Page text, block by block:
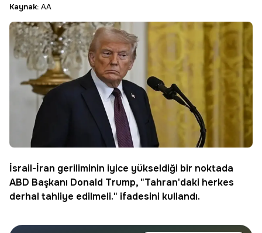
Kaynak: AA
İsrail-İran geriliminin iyice yükseldiği bir noktada
ABD Başkanı Donald Trump, "Tahran'daki herkes
derhal tahliye edilmeli." ifadesini kullandı.